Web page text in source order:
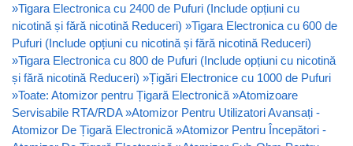
»Tigara Electronica cu 2400 de Pufuri (Include opțiuni cu
nicotină și fără nicotină Reduceri) »Tigara Electronica cu 600 de
Pufuri (Include opțiuni cu nicotină și fără nicotină Reduceri)
»Tigara Electronica cu 800 de Pufuri (Include opțiuni cu nicotină
și fără nicotină Reduceri) »Țigări Electronice cu 1000 de Pufuri
»Toate: Atomizor pentru Țigară Electronică »Atomizoare
Servisabile RTA/RDA »Atomizor Pentru Utilizatori Avansați -
Atomizor De Țigară Electronică »Atomizor Pentru Începători -